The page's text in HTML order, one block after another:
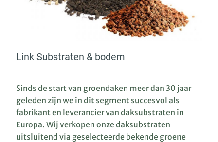
Link Substraten & bodem
Sinds de start van groendaken meer dan 30 jaar
geleden zijn we in dit segment succesvol als
fabrikant en leverancier van daksubstraten in
Europa. Wij verkopen onze daksubstraten
uitsluitend via geselecteerde bekende groene